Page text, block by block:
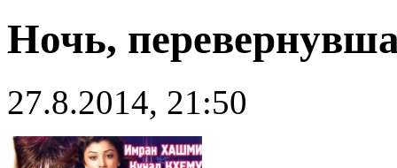
Ночь,
27.8.2014, 21:50